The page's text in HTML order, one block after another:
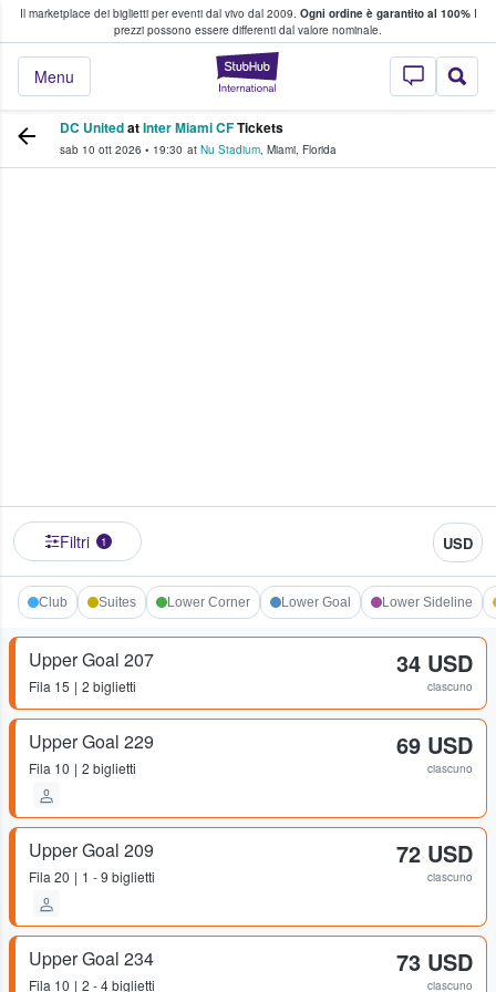
Il marketplace dei biglietti per eventi dal vivo dal 2009. Ogni ordine è garantito al 100%I
prezzi possono essere differenti dal valore nominale.
StubHub - Dove
Menu
fan comprano e vendono biglietti
DC UnitedatInter Miami CFTickets
sab 10 ott 2026 • 19:30 at Nu Stadium, Miami, Florida
Filtri 1 USD
Club Suites Lower Corner Lower Goal Lower Sideline
Upper Goal 207
Fila 15 2 biglietti
34 USD
ciascuno
Upper Goal 229
Fila 10 2 biglietti
69 USD
ciascuno
Upper Goal 209
Fila 20 1 - 9 biglietti
72 USD
ciascuno
Upper Goal 234
Fila 10 2 - 4 biglietti
73 USD
ciascuno